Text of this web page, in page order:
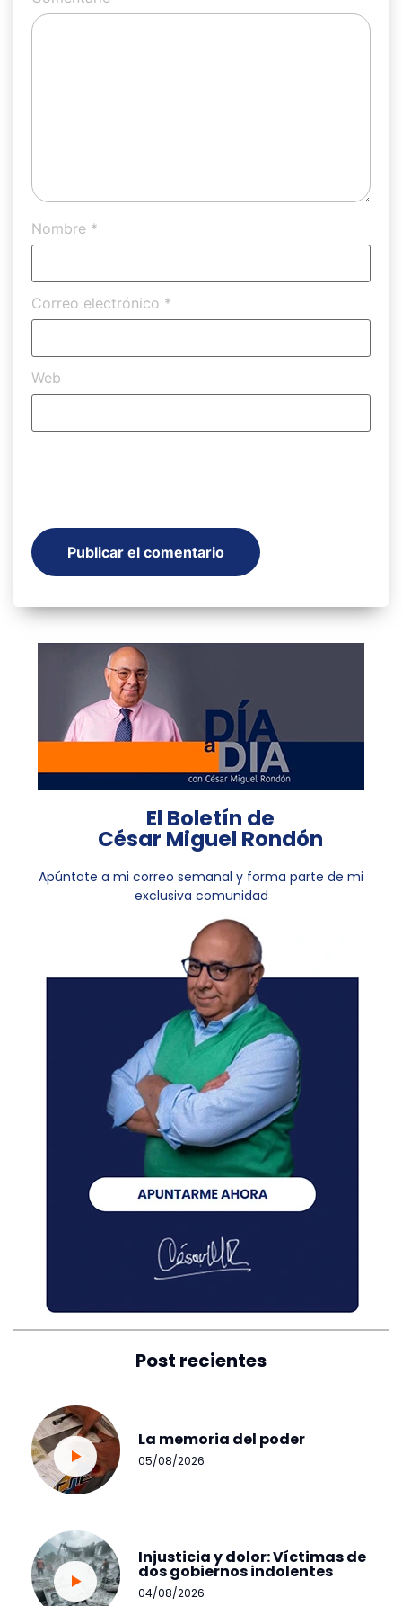
Nombre *
Correo electrónico *
Web
El Boletín de
César Miguel Rondón
Apúntate a mi correo semanal y forma parte de mi
exclusiva comunidad
Post recientes
La memoria del poder
05/08/2026
Injusticia y dolor: Víctimas de
dos gobiernos indolentes
04/08/2026